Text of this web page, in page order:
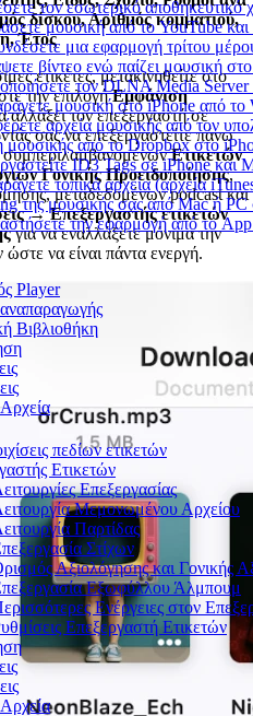
τον εσωτερικό
μουσική από το YouTube
μια εφαρμογή τρίτου
βίντεο ενώ παίζει μουσική
τον DLNA Media
μουσική στο iPhone από
αρχεία μουσικής από τον
από το Dropbox στο
ID3 Tags σε iPhone και
τοπικά αρχεία (αρχεία
της μουσικής σας από Mac ή
την εφαρμογή από το
Player
Βιβλιοθήκη
πεδίων ετικετών
Ετικετών
Επεξεργασίας
Μεμονωμένου Αρχείου
Παρτίδας
Στίχων
Αξιολόγησης και Γονικής
Εξωφύλλου Άλμπουμ
Ενέργειες στον
Επεξεργαστή Ετικετών
δίσκου, Αριθμός κομματιού,
Έτος
ετικέτες, μετακινηθείτε στο
την επιλογήΕμφάνιση
αλλάξει τον επεξεργαστή σε
σας να επεξεργαστείτε πάνω
συμπεριλαμβανομένωνΕτικετών
Γονικής Προειδοποίησης,
μεταδεδομένων podcast και
→ Επεξεργαστής ετικετών
για να εναλλάξετε μόνιμα την
να είναι πάντα ενεργή.